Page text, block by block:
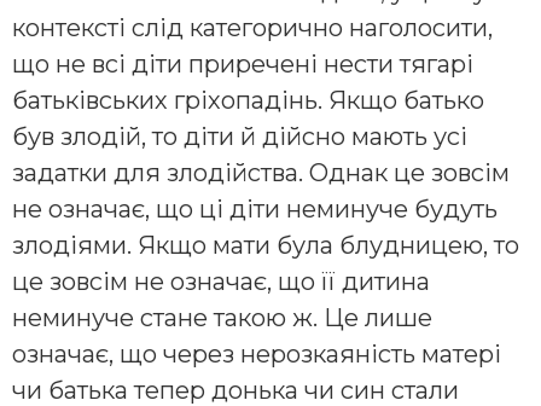
контексті слід категорично наголосити,
що не всі діти приречені нести тягарі
батьківських гріхопадінь. Якщо батько
був злодій, то діти й дійсно мають усі
задатки для злодійства. Однак це зовсім
не означає, що ці діти неминуче будуть
злодіями. Якщо мати була блудницею, то
це зовсім не означає, що її дитина
неминуче стане такою ж. Це лише
означає, що через нерозкаяність матері
чи батька тепер донька чи син стали